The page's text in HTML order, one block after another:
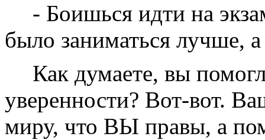
- Боишься идти на
было заниматься лучше,
Как думаете, вы
уверенности? Вот-вот.
миру, что ВЫ правы, а